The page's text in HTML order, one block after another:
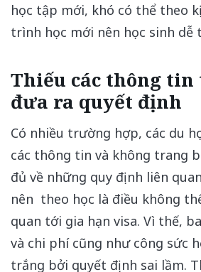
học tập mới, khó có thể theo
trình học mới nên học sinh dễ
Thiếu các thông
đưa ra quyết định
Có nhiều trường hợp, các du
các thông tin và không trang
đủ về những quy định liên
nên theo học là điều không
quan tới gia hạn visa. Vì thế,
và chi phí cũng như công sức
trắng bởi quyết định sai lầm.